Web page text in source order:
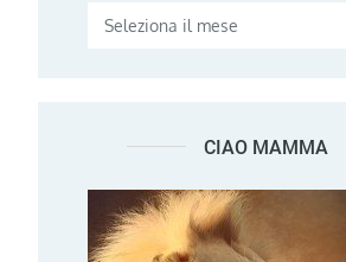
CIAO MAMMA